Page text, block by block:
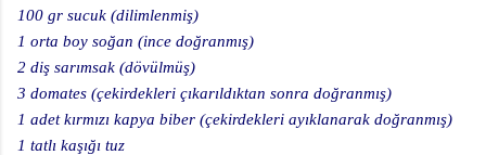
100 gr sucuk (dilimlenmiş)
1 orta boy soğan (ince doğranmış)
2 diş sarımsak (dövülmüş)
3 domates (çekirdekleri çıkarıldıktan sonra doğranmış)
1 adet kırmızı kapya biber (çekirdekleri ayıklanarak doğranmış)
1 tatlı kaşığı tuz